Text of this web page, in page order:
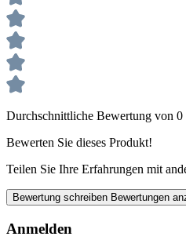
Durchschnittliche Bewertung von 0
Bewerten Sie dieses Produkt!
Teilen Sie Ihre Erfahrungen mit
Bewertung schreiben Bewertungen
Anmelden